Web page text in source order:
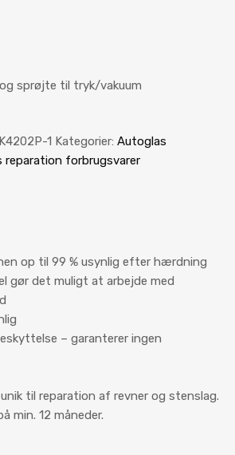
sprøjte til tryk/vakuum
K4202P-1 Kategorier: Autoglas
reparation forbrugsvarer
op til 99 % usynlig efter hærdning
gør det muligt at arbejde med
– garanterer ingen
til reparation af revner og stenslag.
min. 12 måneder.